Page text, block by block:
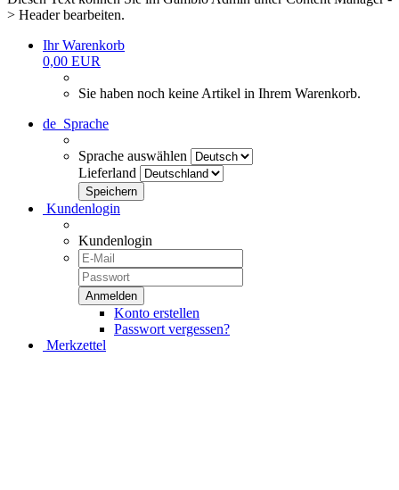
> Header bearbeiten.
Ihr Warenkorb
0,00 EUR
Sie haben noch keine Artikel in Ihrem Warenkorb.
de Sprache
Sprache auswählen
Lieferland
Kundenlogin
Kundenlogin
Konto erstellen
Passwort vergessen?
Merkzettel